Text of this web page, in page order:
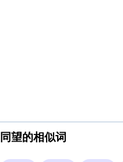
同望的相似词